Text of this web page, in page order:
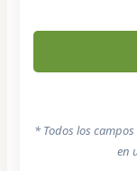
* Todos los
en